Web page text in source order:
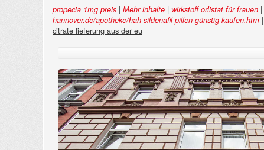
propecia 1mg preis | Mehr inhalte | wirkstoff orlistat für frauen |
hannover.de/apotheke/hah-sildenafil-pillen-günstig-kaufen.htm |
citrate lieferung aus der eu